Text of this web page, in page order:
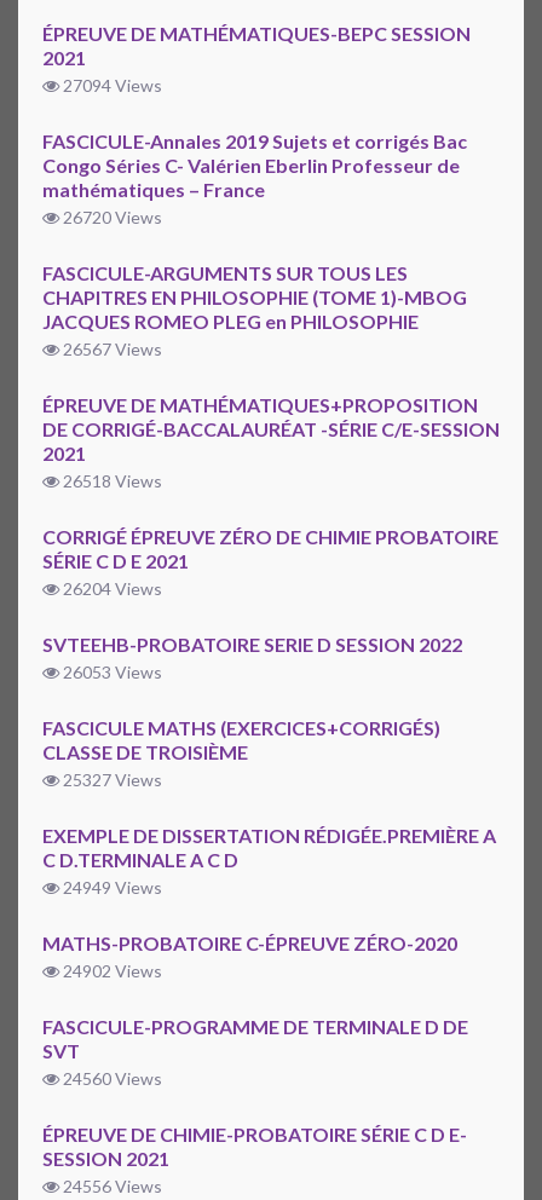
ÉPREUVE DE MATHÉMATIQUES-BEPC SESSION
2021
27094 Views
FASCICULE-Annales 2019 Sujets et corrigés Bac
Congo Séries C- Valérien Eberlin Professeur de
mathématiques – France
26720 Views
FASCICULE-ARGUMENTS SUR TOUS LES
CHAPITRES EN PHILOSOPHIE (TOME 1)-MBOG
JACQUES ROMEO PLEG en PHILOSOPHIE
26567 Views
ÉPREUVE DE MATHÉMATIQUES+PROPOSITION
DE CORRIGÉ-BACCALAURÉAT -SÉRIE C/E-SESSION
2021
26518 Views
CORRIGÉ ÉPREUVE ZÉRO DE CHIMIE PROBATOIRE
SÉRIE C D E 2021
26204 Views
SVTEEHB-PROBATOIRE SERIE D SESSION 2022
26053 Views
FASCICULE MATHS (EXERCICES+CORRIGÉS)
CLASSE DE TROISIÈME
25327 Views
EXEMPLE DE DISSERTATION RÉDIGÉE.PREMIÈRE A
C D.TERMINALE A C D
24949 Views
MATHS-PROBATOIRE C-ÉPREUVE ZÉRO-2020
24902 Views
FASCICULE-PROGRAMME DE TERMINALE D DE
SVT
24560 Views
ÉPREUVE DE CHIMIE-PROBATOIRE SÉRIE C D E-
SESSION 2021
24556 Views